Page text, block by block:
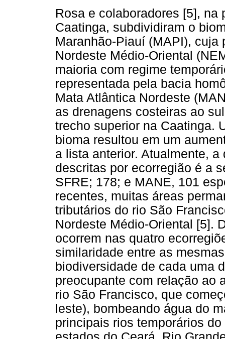
Rosa e colaboradores [5],
Caatinga, subdividiram o
Maranhão-Piauí (MAPI),
Nordeste Médio-Oriental
maioria com regime
representada pela bacia
Mata Atlântica Nordeste
as drenagens costeiras ao
trecho superior na Caatinga.
bioma resultou em um
a lista anterior. Atualmente,
descritas por ecorregião é a
SFRE; 178; e MANE, 101
recentes, muitas áreas
tributários do rio São
Nordeste Médio-Oriental [5].
ocorrem nas quatro
similaridade entre as
biodiversidade de cada uma
preocupante com relação ao
rio São Francisco, que
leste), bombeando água do
principais rios temporários